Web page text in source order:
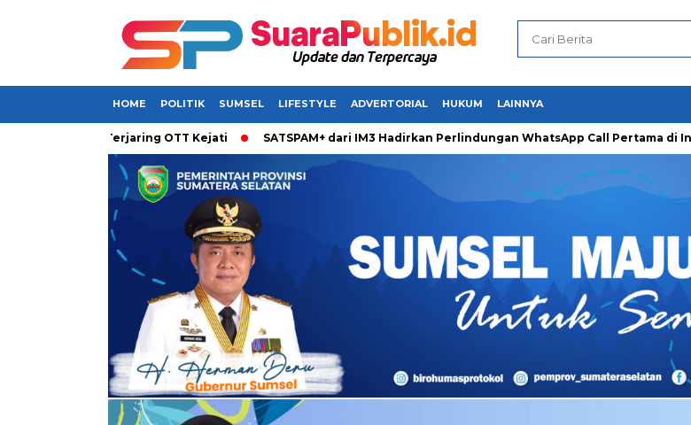
HOME POLITIK SUMSEL LIFESTYLE ADVERTORIAL HUKUM LAINNYA
Terjaring OTT Kejati SATSPAM+ dari IM3 Hadirkan Perlindungan WhatsApp Call Pertama di Indonesia